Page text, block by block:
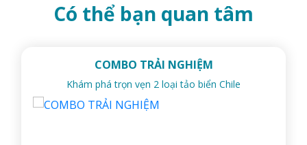
Có thể bạn quan tâm
COMBO TRẢI NGHIỆM
Khám phá trọn vẹn 2 loại tảo biển Chile